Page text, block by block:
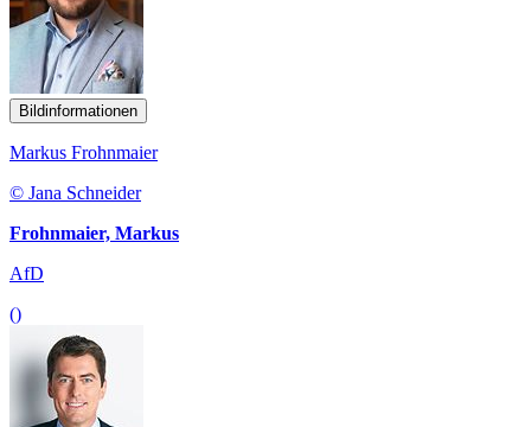
Bildinformationen
Markus Frohnmaier
© Jana Schneider
Frohnmaier, Markus
AfD
()